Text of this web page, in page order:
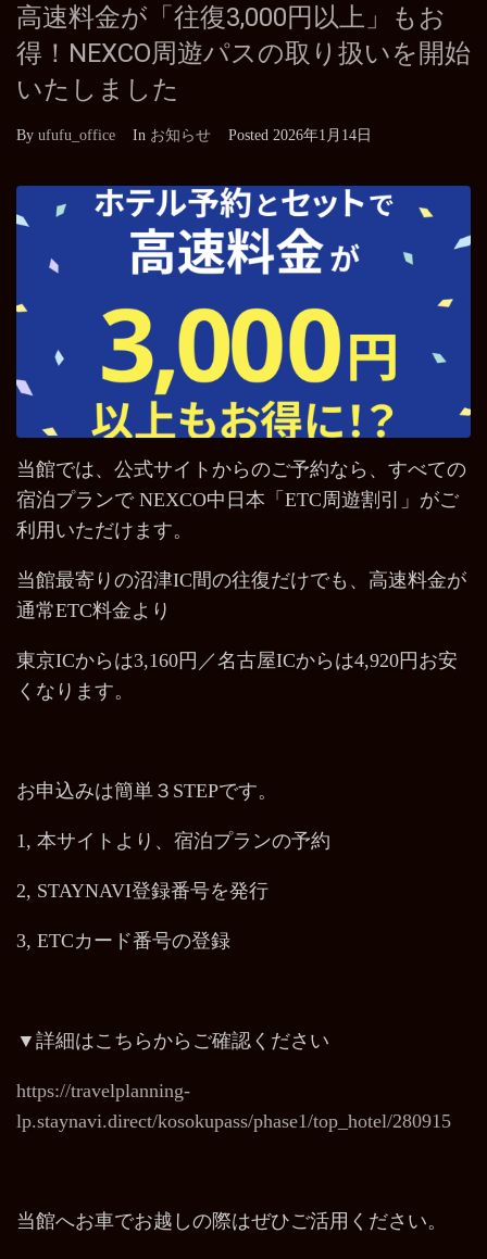
高速料金が「往復3,000円以上」もお
得！NEXCO周遊パスの取り扱いを開始
いたしました
By ufufu_office In お知らせ Posted 2026年1月14日
当館では、公式サイトからのご予約なら、すべての
宿泊プランで NEXCO中日本「ETC周遊割引」がご
利用いただけます。
当館最寄りの沼津IC間の往復だけでも、高速料金が
通常ETC料金より
東京ICからは3,160円／名古屋ICからは4,920円お安
くなります。
お申込みは簡単３STEPです。
1, 本サイトより、宿泊プランの予約
2, STAYNAVI登録番号を発行
3, ETCカード番号の登録
▼詳細はこちらからご確認ください
https://travelplanning-
lp.staynavi.direct/kosokupass/phase1/top_hotel/280915
当館へお車でお越しの際はぜひご活用ください。